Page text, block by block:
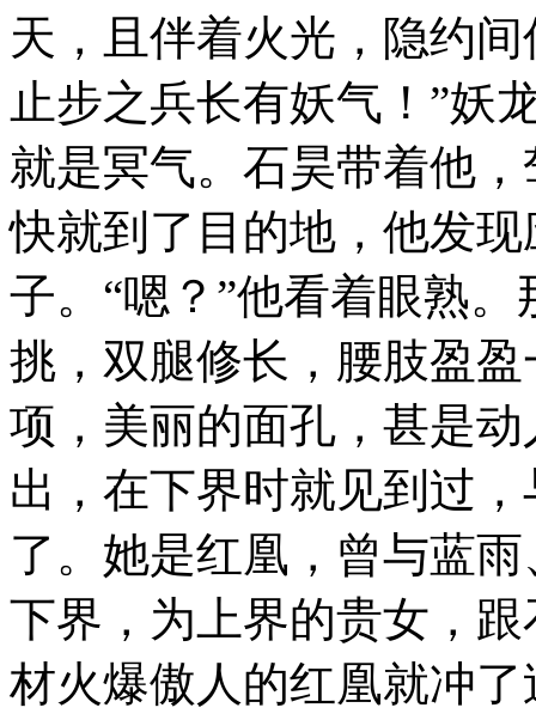
天，且伴着火光，隐约
止步之兵长有妖气！”妖
就是冥气。石昊带着他
快就到了目的地，他发
子。“嗯？”他看着眼熟
挑，双腿修长，腰肢盈
项，美丽的面孔，甚是
出，在下界时就见到过
了。她是红凰，曾与蓝
下界，为上界的贵女，
材火爆傲人的红凰就冲